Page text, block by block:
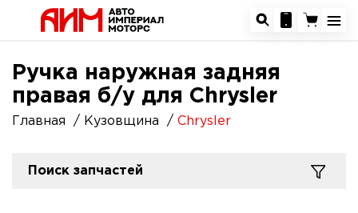
Ручка наружная задняя
правая б/у для Chrysler
Главная Кузовщина Chrysler
Поиск запчастей